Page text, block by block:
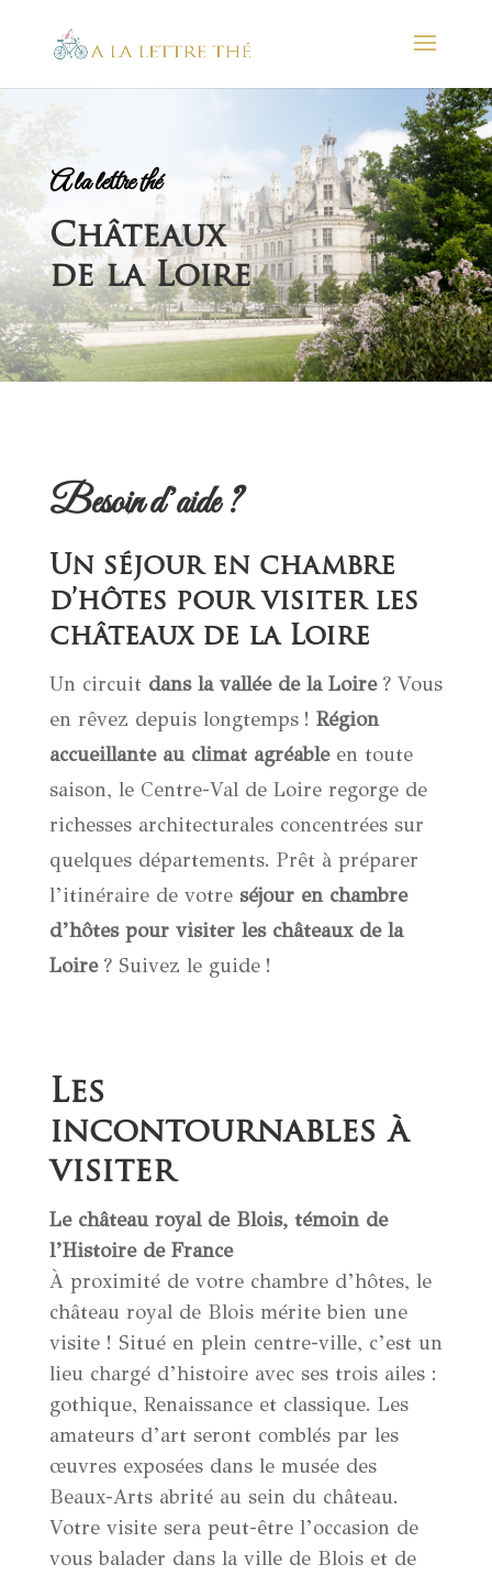
A la lettre thé
Châteaux
de la Loire
Besoin d’aide ?
Un séjour en chambre
d’hôtes pour visiter les
châteaux de la Loire
Un circuit dans la vallée de la Loire? Vous
en rêvez depuis longtemps ! Région
accueillante au climat agréableen toute
saison, le Centre-Val de Loire regorge de
richesses architecturales concentrées sur
quelques départements. Prêt à préparer
l’itinéraire de votre séjour en chambre
d’hôtes pour visiter les châteaux de la
Loire? Suivez le guide !
Les
incontournables à
visiter
Le château royal de Blois, témoin de
l’Histoire de France
À proximité de votre chambre d’hôtes, le
château royal de Blois mérite bien une
visite ! Situé en plein centre-ville, c’est un
lieu chargé d’histoire avec ses trois ailes :
gothique, Renaissance et classique. Les
amateurs d’art seront comblés par les
œuvres exposées dans le musée des
Beaux-Arts abrité au sein du château.
Votre visite sera peut-être l’occasion de
vous balader dans la ville de Blois et de